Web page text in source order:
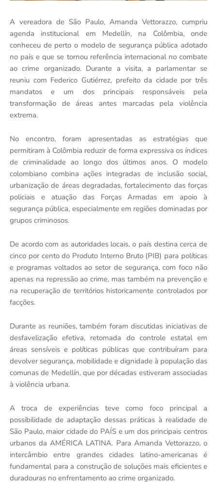
A vereadora de São Paulo, Amanda Vettorazzo, cumpriu
agenda institucional em Medellín, na Colômbia, onde
conheceu de perto o modelo de segurança pública adotado
no país e que se tornou referência internacional no combate
ao crime organizado. Durante a visita, a parlamentar se
reuniu com Federico Gutiérrez, prefeito da cidade por três
mandatos e um dos principais responsáveis pela
transformação de áreas antes marcadas pela violência
extrema.
No encontro, foram apresentadas as estratégias que
permitiram à Colômbia reduzir de forma expressiva os índices
de criminalidade ao longo dos últimos anos. O modelo
colombiano combina ações integradas de inclusão social,
urbanização de áreas degradadas, fortalecimento das forças
policiais e atuação das Forças Armadas em apoio à
segurança pública, especialmente em regiões dominadas por
grupos criminosos.
De acordo com as autoridades locais, o país destina cerca de
cinco por cento do Produto Interno Bruto (PIB) para políticas
e programas voltados ao setor de segurança, com foco não
apenas na repressão ao crime, mas também na prevenção e
na recuperação de territórios historicamente controlados por
facções.
Durante as reuniões, também foram discutidas iniciativas de
desfavelização efetiva, retomada do controle estatal em
áreas sensíveis e políticas públicas que contribuíram para
devolver segurança, mobilidade e dignidade à população das
comunas de Medellín, que por décadas estiveram associadas
à violência urbana.
A troca de experiências teve como foco principal a
possibilidade de adaptação dessas práticas à realidade de
São Paulo, maior cidade do PAÍS e um dos principais centros
urbanos da AMÉRICA LATINA. Para Amanda Vettorazzo, o
intercâmbio entre grandes cidades latino-americanas é
fundamental para a construção de soluções mais eficientes e
duradouras no enfrentamento ao crime organizado.